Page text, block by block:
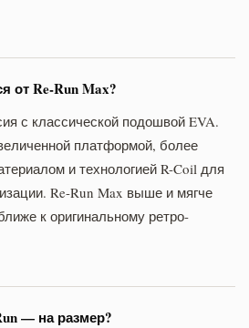
от Re-Run Max?
с классической подошвой EVA.
платформой, более
и технологией R-Coil для
Re-Run Max выше и мягче
к оригинальному ретро-
— на размер?